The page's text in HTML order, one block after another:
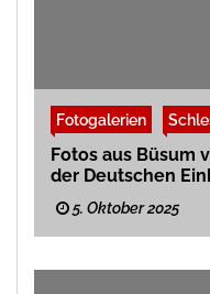
Fotogalerien
Fotos aus Büsum
der Deutschen
5. Oktober 2025